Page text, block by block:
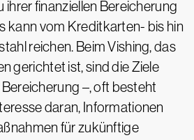
ihrer finanziellen Bereicherung
kann vom Kreditkarten- bis hin
reichen. Beim Vishing, das
gerichtet ist, sind die Ziele
–, oft besteht
daran, Informationen
für zukünftige